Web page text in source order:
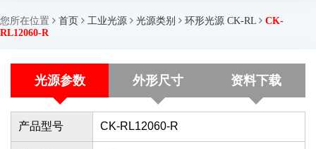
您所在位置 首页 工业光源 光源类别 环形光源 CK-RL
CK-
RL12060-R
光源参数 外形尺寸 资料下载
产品型号 CK-RL12060-R